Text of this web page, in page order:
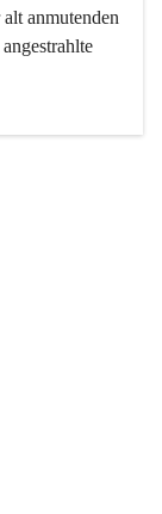
anmutenden
integrativer